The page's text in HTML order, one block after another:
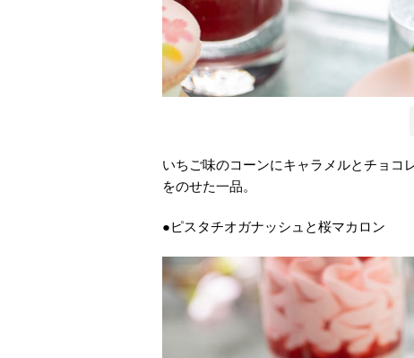
いちご味のコーンにキャラメルとチョコ
をのせた一品。
●ピスタチオガナッシュと桜マカロン